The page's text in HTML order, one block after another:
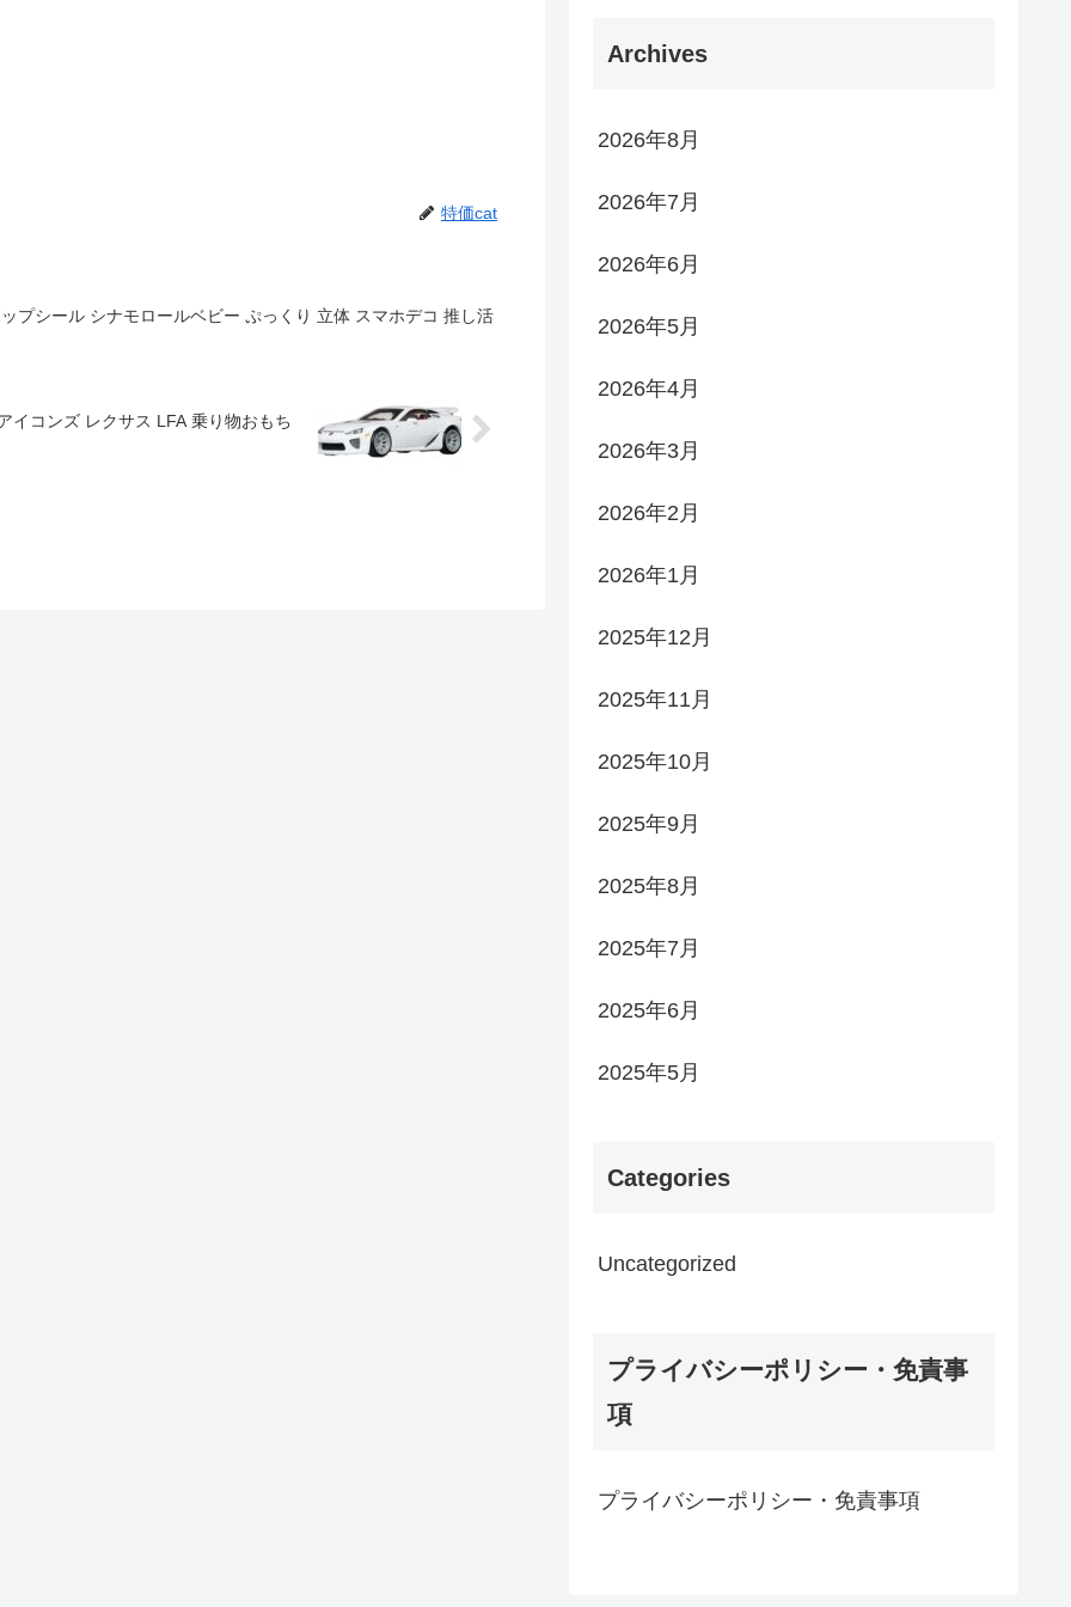
特価cat
プシール シナモロールベビー ぷっくり 立体 スマホデコ 推し活
イコンズ レクサス LFA 乗り物おもち
Archives
2026年8月
2026年7月
2026年6月
2026年5月
2026年4月
2026年3月
2026年2月
2026年1月
2025年12月
2025年11月
2025年10月
2025年9月
2025年8月
2025年7月
2025年6月
2025年5月
Categories
Uncategorized
プライバシーポリシー・免責事
項
プライバシーポリシー・免責事項